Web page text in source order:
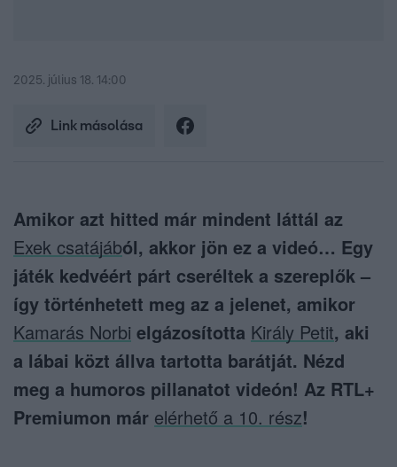
2025. július 18. 14:00
Link másolása
Amikor azt hitted már mindent láttál az
Exek csatájából, akkor jön ez a videó… Egy
játék kedvéért párt cseréltek a szereplők –
így történhetett meg az a jelenet, amikor
Kamarás Norbi elgázosította Király Petit, aki
a lábai közt állva tartotta barátját. Nézd
meg a humoros pillanatot videón! Az RTL+
Premiumon már elérhető a 10. rész!